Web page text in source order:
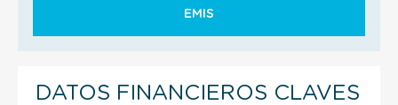
EMIS
DATOS FINANCIEROS CLAVES